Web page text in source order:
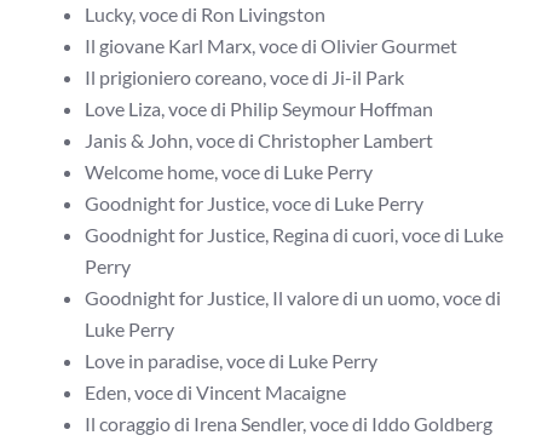
Lucky, voce di Ron Livingston
Il giovane Karl Marx, voce di Olivier Gourmet
Il prigioniero coreano, voce di Ji-il Park
Love Liza, voce di Philip Seymour Hoffman
Janis & John, voce di Christopher Lambert
Welcome home, voce di Luke Perry
Goodnight for Justice, voce di Luke Perry
Goodnight for Justice, Regina di cuori, voce di Luke
Perry
Goodnight for Justice, Il valore di un uomo, voce di
Luke Perry
Love in paradise, voce di Luke Perry
Eden, voce di Vincent Macaigne
Il coraggio di Irena Sendler, voce di Iddo Goldberg